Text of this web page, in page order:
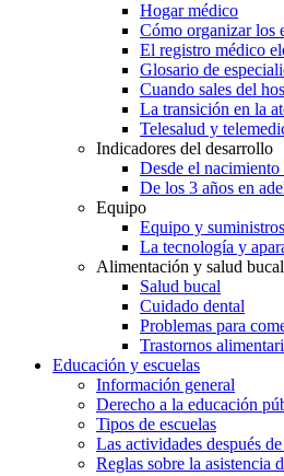
Hogar médico
Cómo organizar los
El registro médico
Glosario de
Cuando sales del
La transición en la
Telesalud y
Indicadores del desarrollo
Desde el nacimiento
De los 3 años en
Equipo
Equipo y
La tecnología y
Alimentación y salud bucal
Salud bucal
Cuidado dental
Problemas para
Trastornos
Educación y escuelas
Información general
Derecho a la educación
Tipos de escuelas
Las actividades después de
Reglas sobre la asistencia